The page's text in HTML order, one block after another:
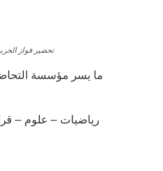
تحضير فواز
ما يسر مؤسسة
رياضيات – علوم –